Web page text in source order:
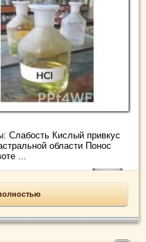
Слабость Кислый привкус
области Понос
...